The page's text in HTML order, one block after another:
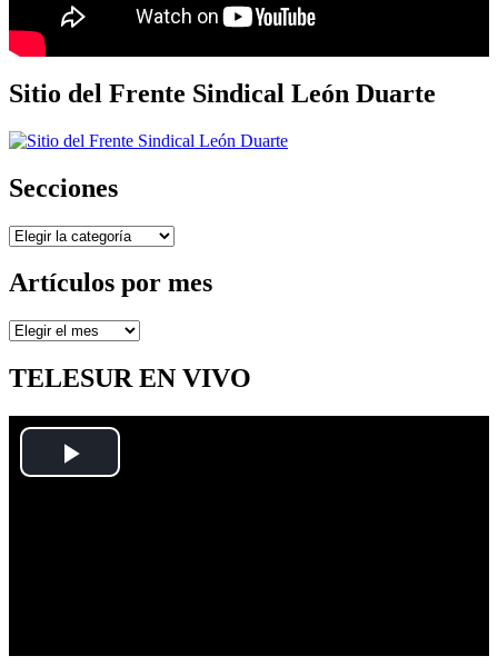
Sitio del Frente Sindical León Duarte
Secciones
Secciones
Artículos por mes
Artículos
mes
TELESUR EN VIVO